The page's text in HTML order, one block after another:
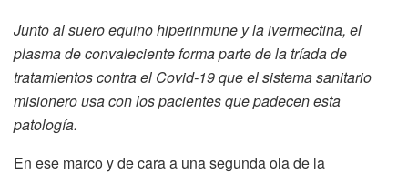
Junto al suero equino hiperinmune y la ivermectina, el
plasma de convaleciente forma parte de la tríada de
tratamientos contra el Covid-19 que el sistema sanitario
misionero usa con los pacientes que padecen esta
patología.
En ese marco y de cara a una segunda ola de la